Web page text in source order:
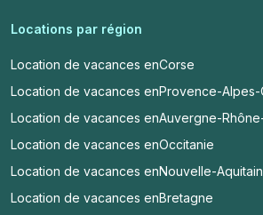
Locations par région
Location de vacances enCorse
Location de vacances enProvence-
Location de vacances enAuvergne-
Location de vacances enOccitanie
Location de vacances enNouvelle-
Location de vacances enBretagne